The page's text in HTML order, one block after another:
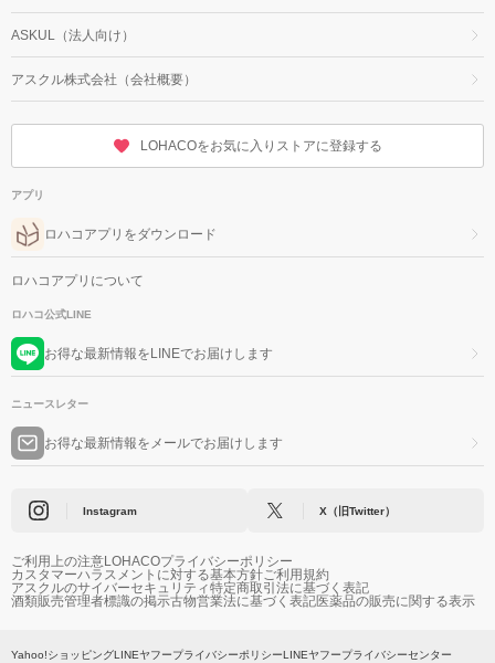
ASKUL（法人向け）
アスクル株式会社（会社概要）
LOHACOをお気に入りストアに登録する
アプリ
ロハコアプリをダウンロード
ロハコアプリについて
ロハコ公式LINE
お得な最新情報をLINEでお届けします
ニュースレター
お得な最新情報をメールでお届けします
Instagram X（旧Twitter）
ご利用上の注意LOHACOプライバシーポリシー
カスタマーハラスメントに対する基本方針ご利用規約
アスクルのサイバーセキュリティ特定商取引法に基づく表記
酒類販売管理者標識の掲示古物営業法に基づく表記医薬品の販売に関する表示
Yahoo!ショッピングLINEヤフープライバシーポリシーLINEヤフープライバシーセンター